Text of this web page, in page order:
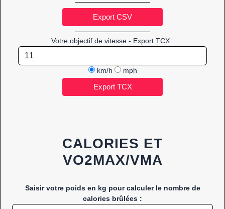
Votre objectif de vitesse - Export TCX :
km/h mph
CALORIES ET
VO2MAX/VMA
Saisir votre poids en kg pour calculer le nombre de
calories brûlées :